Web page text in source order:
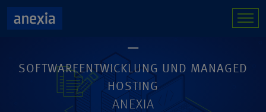
SOFTWAREENTWICKLUNG UND MANAGED
HOSTING
ANEXIA